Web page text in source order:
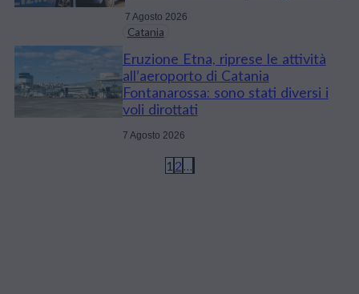
7 Agosto 2026
Catania
Eruzione Etna, riprese le attività
all’aeroporto di Catania
Fontanarossa: sono stati diversi i
voli dirottati
7 Agosto 2026
1 2 …